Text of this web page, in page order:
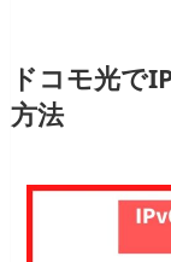
ドコモ光で
方法